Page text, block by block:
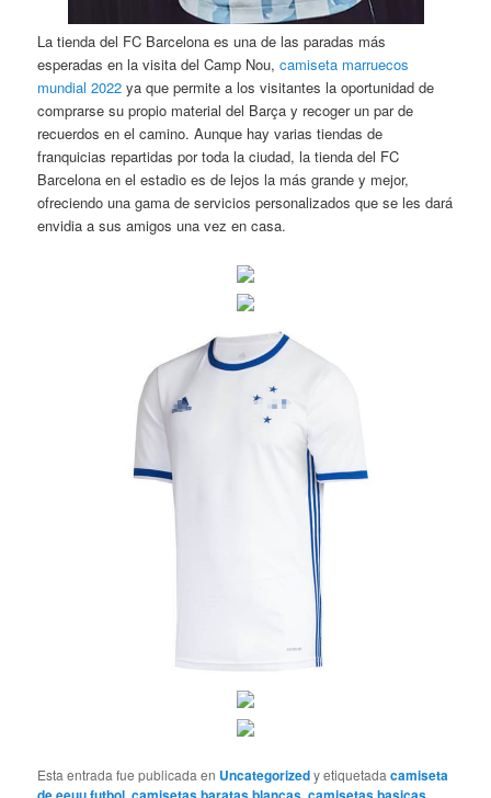
La tienda del FC Barcelona es una de las paradas más
esperadas en la visita del Camp Nou,camiseta marruecos
mundial 2022 ya que permite a los visitantes la oportunidad de
comprarse su propio material del Barça y recoger un par de
recuerdos en el camino. Aunque hay varias tiendas de
franquicias repartidas por toda la ciudad, la tienda del FC
Barcelona en el estadio es de lejos la más grande y mejor,
ofreciendo una gama de servicios personalizados que se les dará
envidia a sus amigos una vez en casa.
Esta entrada fue publicada en Uncategorizedy etiquetadacamiseta
, ,